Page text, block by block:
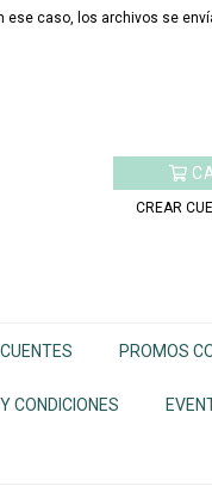
ese caso, los archivos se
CREAR
PROMOS
CONDICIONES